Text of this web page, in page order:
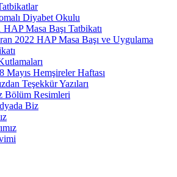
Diyabet Okulu
HAP Masa Başı Tatbikatı
2022 HAP Masa Başı ve Uygulama
Mayıs Hemşireler Haftası
Teşekkür Yazıları
Bölüm Resimleri
Biz